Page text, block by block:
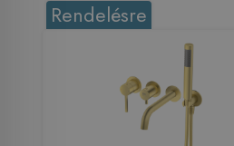
Rendelésre